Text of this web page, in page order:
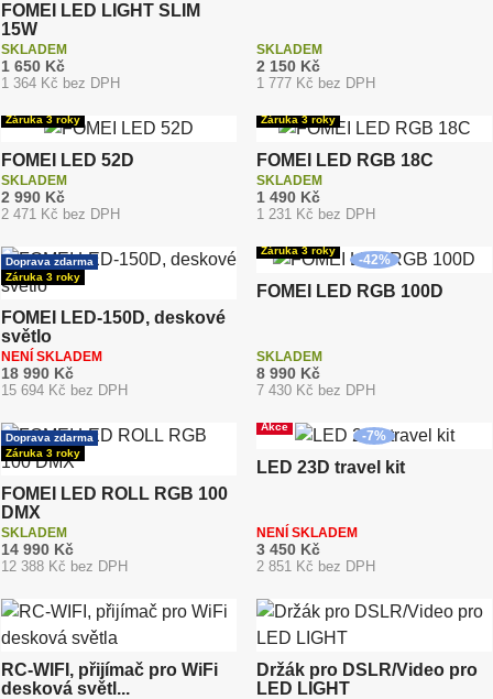
FOMEI LED LIGHT SLIM
15W
1 650 Kč
1 364 Kč bez DPH
SKLADEM
2 150 Kč
1 777 Kč bez DPH
SKLADEM
Záruka 3 roky
FOMEI LED 52D
2 990 Kč
2 471 Kč bez DPH
SKLADEM
Záruka 3 roky
FOMEI LED RGB 18C
1 490 Kč
1 231 Kč bez DPH
SKLADEM
Doprava zdarma
Záruka 3 roky
FOMEI LED-150D, deskové
světlo
18 990 Kč
15 694 Kč bez DPH
NENÍ SKLADEM
-42%
Záruka 3 roky
FOMEI LED RGB 100D
8 990 Kč
7 430 Kč bez DPH
SKLADEM
Doprava zdarma
Záruka 3 roky
FOMEI LED ROLL RGB 100
DMX
14 990 Kč
12 388 Kč bez DPH
SKLADEM
-7%
Akce
LED 23D travel kit
3 450 Kč
2 851 Kč bez DPH
NENÍ SKLADEM
RC-WIFI, přijímač pro WiFi
desková světl...
Držák pro DSLR/Video pro
LED LIGHT